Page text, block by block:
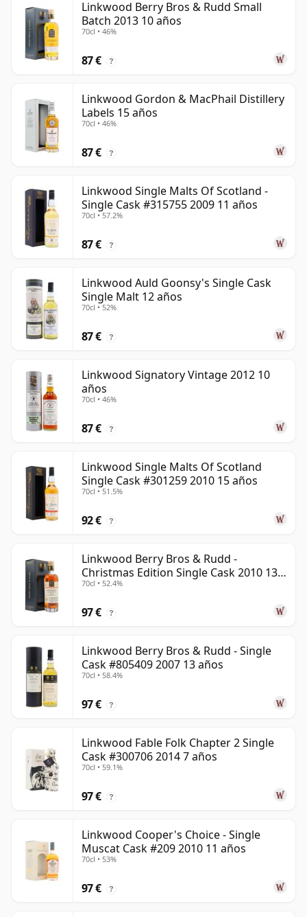
Linkwood Berry Bros & Rudd Small
Batch 2013 10 años
70cl • 46%
87 € ?
Linkwood Gordon & MacPhail Distillery
Labels 15 años
70cl • 46%
87 € ?
Linkwood Single Malts Of Scotland -
Single Cask #315755 2009 11 años
70cl • 57.2%
87 € ?
Linkwood Auld Goonsy's Single Cask
Single Malt 12 años
70cl • 52%
87 € ?
Linkwood Signatory Vintage 2012 10
años
70cl • 46%
87 € ?
Linkwood Single Malts Of Scotland
Single Cask #301259 2010 15 años
70cl • 51.5%
92 € ?
Linkwood Berry Bros & Rudd -
Christmas Edition Single Cask 2010 13
años
70cl • 52.4%
97 € ?
Linkwood Berry Bros & Rudd - Single
Cask #805409 2007 13 años
70cl • 58.4%
97 € ?
Linkwood Fable Folk Chapter 2 Single
Cask #300706 2014 7 años
70cl • 59.1%
97 € ?
Linkwood Cooper's Choice - Single
Muscat Cask #209 2010 11 años
70cl • 53%
97 € ?